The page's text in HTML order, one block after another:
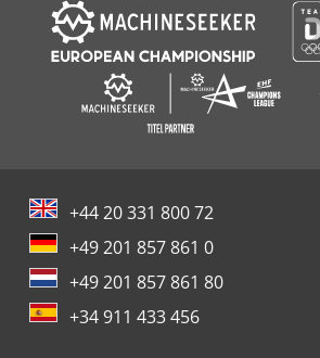
+44 20 331 800 72
+49 201 857 861 0
+49 201 857 861 80
+34 911 433 456